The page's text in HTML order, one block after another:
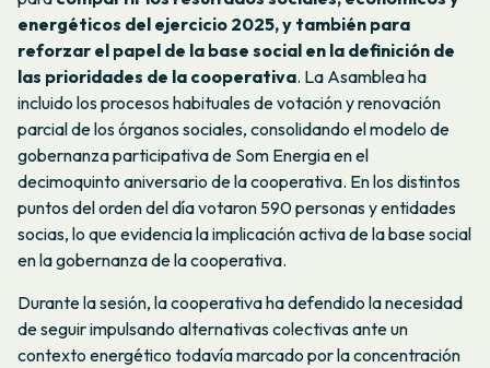
energéticos del ejercicio 2025, y también para
reforzar el papel de la base social en la definición de
las prioridades de la cooperativa. La Asamblea ha
incluido los procesos habituales de votación y renovación
parcial de los órganos sociales, consolidando el modelo de
gobernanza participativa de Som Energia en el
decimoquinto aniversario de la cooperativa. En los distintos
puntos del orden del día votaron 590 personas y entidades
socias, lo que evidencia la implicación activa de la base social
en la gobernanza de la cooperativa.
Durante la sesión, la cooperativa ha defendido la necesidad
de seguir impulsando alternativas colectivas ante un
contexto energético todavía marcado por la concentración